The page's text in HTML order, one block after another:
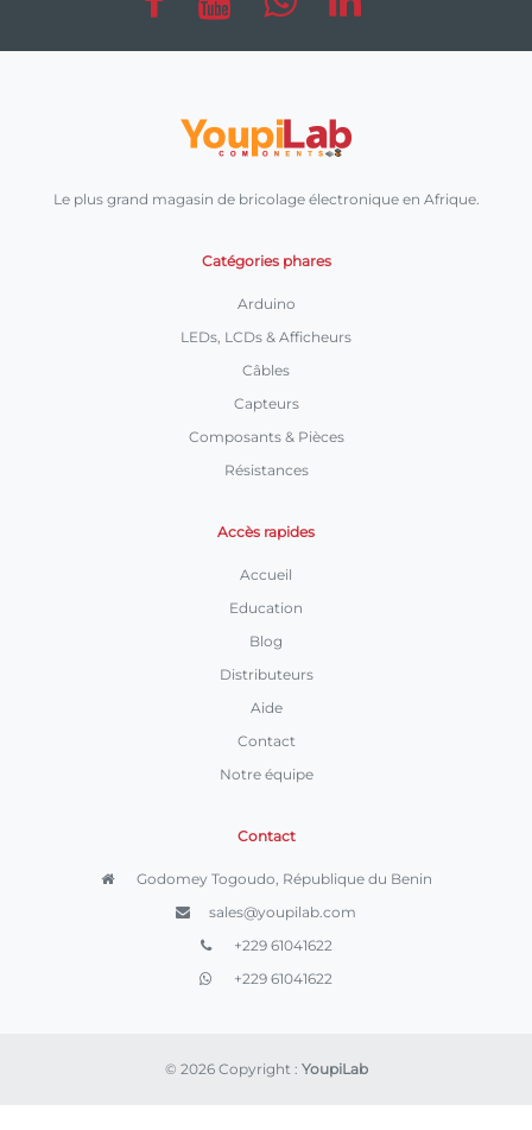
Le plus grand magasin de bricolage électronique en Afrique.
Catégories phares
Arduino
LEDs, LCDs & Afficheurs
Câbles
Capteurs
Composants & Pièces
Résistances
Accès rapides
Accueil
Education
Blog
Distributeurs
Aide
Contact
Notre équipe
Contact
Godomey Togoudo, République du Benin
sales@youpilab.com
+229 61041622
+229 61041622
© 2026 Copyright : YoupiLab